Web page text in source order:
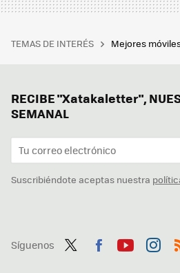
TEMAS DE INTERÉS Mejores
RECIBE "Xatakaletter",
SEMANAL
Suscribiéndote aceptas nuestra
Síguenos